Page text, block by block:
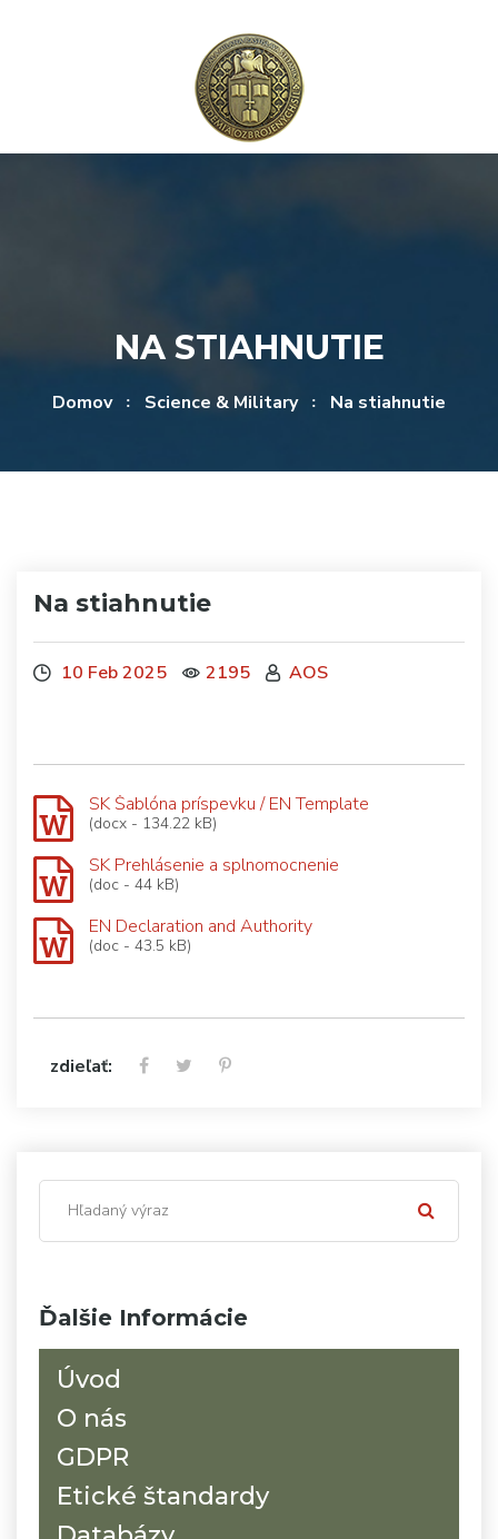
NA STIAHNUTIE
Domov Science & Military Na stiahnutie
Ďalšie Informácie
Úvod
O nás
GDPR
Etické štandardy
Na stiahnutie
10 Feb 2025 2195 AOS
SK Šablóna príspevku / EN Template
(docx - 134.22 kB)
SK Prehlásenie a splnomocnenie
(doc - 44 kB)
EN Declaration and Authority
(doc - 43.5 kB)
zdieľať: